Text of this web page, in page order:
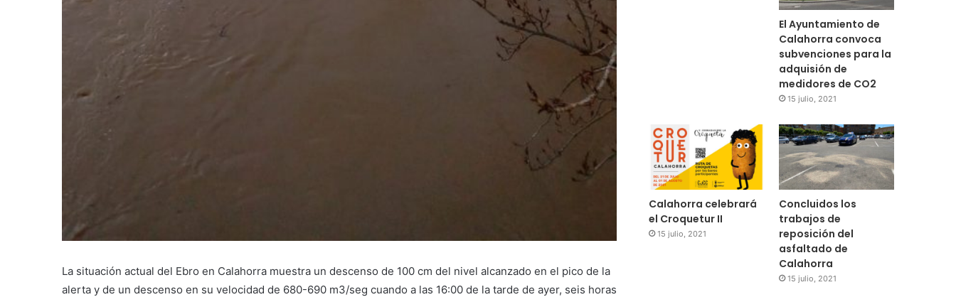
La situación actual del Ebro en Calahorra muestra un descenso de 100 cm del nivel alcanzado en el pico de la
alerta y de un descenso en su velocidad de 680-690 m3/seg cuando a las 16:00 de la tarde de ayer, seis horas
El Ayuntamiento de
Calahorra convoca
subvenciones para la
adquisión de
medidores de CO2
15 julio, 2021
Calahorra celebrará
el Croquetur II
15 julio, 2021
Concluidos los
trabajos de
reposición del
asfaltado de
Calahorra
15 julio, 2021